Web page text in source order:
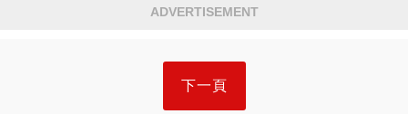
ADVERTISEMENT
下一頁